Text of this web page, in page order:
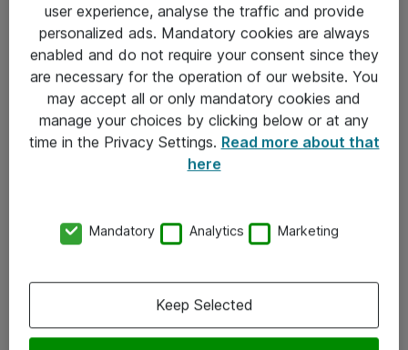
Informasjon
Salgsbetingelser
Sjekkliste ved mottak av gods
Kontakt
user experience, analyse the traffic and provide
personalized ads. Mandatory cookies are always
enabled and do not require your consent since they
are necessary for the operation of our website. You
may accept all or only mandatory cookies and
manage your choices by clicking below or at any
time in the Privacy Settings. Read more about that
here
Mandatory Analytics Marketing
Keep Selected